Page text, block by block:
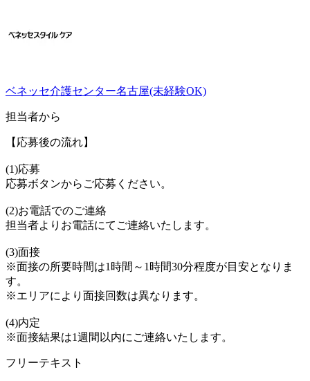
ベネッセ介護センター名古屋(未経験OK)
担当者から
【応募後の流れ】
(1)応募
応募ボタンからご応募ください。
(2)お電話でのご連絡
担当者よりお電話にてご連絡いたします。
(3)面接
※面接の所要時間は1時間～1時間30分程度が目安となりま
す。
※エリアにより面接回数は異なります。
(4)内定
※面接結果は1週間以内にご連絡いたします。
フリーテキスト